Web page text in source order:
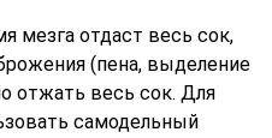
мезга отдаст весь сок,
(пена, выделение
отжать весь сок. Для
самодельный